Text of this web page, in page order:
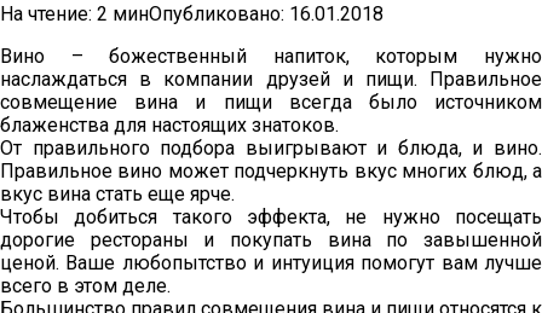
На чтение: 2 минОпубликовано: 16.01.2018
Вино – божественный напиток, которым нужно
наслаждаться в компании друзей и пищи. Правильное
совмещение вина и пищи всегда было источником
блаженства для настоящих знатоков.
От правильного подбора выигрывают и блюда, и вино.
Правильное вино может подчеркнуть вкус многих блюд, а
вкус вина стать еще ярче.
Чтобы добиться такого эффекта, не нужно посещать
дорогие рестораны и покупать вина по завышенной
ценой. Ваше любопытство и интуиция помогут вам лучше
всего в этом деле.